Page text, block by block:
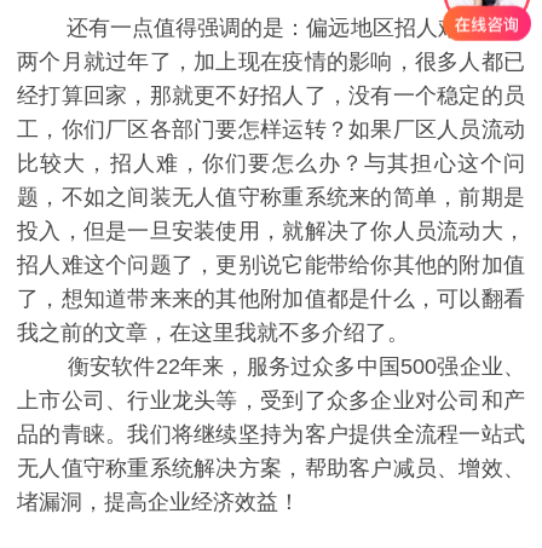
还有一点值得强调的是：偏远地区招人难，还剩
两个月就过年了，加上现在疫情的影响，很多人都已
经打算回家，那就更不好招人了，没有一个稳定的员
工，你们厂区各部门要怎样运转？如果厂区人员流动
比较大，招人难，你们要怎么办？与其担心这个问
题，不如之间装无人值守称重系统来的简单，前期是
投入，但是一旦安装使用，就解决了你人员流动大，
招人难这个问题了，更别说它能带给你其他的附加值
了，想知道带来来的其他附加值都是什么，可以翻看
我之前的文章，在这里我就不多介绍了。
衡安软件22年来，服务过众多中国500强企业、
上市公司、行业龙头等，受到了众多企业对公司和产
品的青睐。我们将继续坚持为客户提供全流程一站式
无人值守称重系统解决方案，帮助客户减员、增效、
堵漏洞，提高企业经济效益！